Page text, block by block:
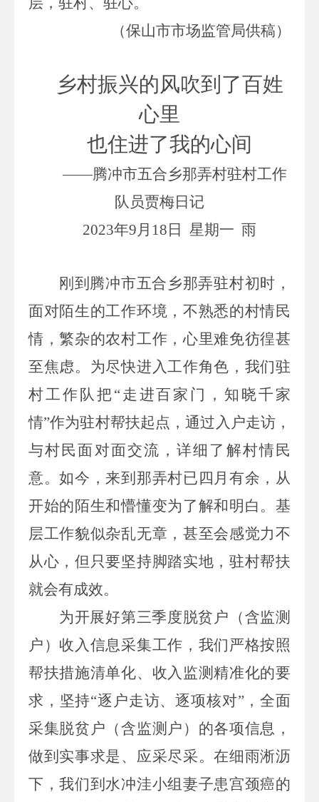
（保山市市场监管局供稿）
乡村振兴的风吹到了百姓
心里
也住进了我的心间
——腾冲市五合乡那弄村驻村工作
队员贾梅日记
2023年9月 18 日 星期一 雨
刚到腾冲市五合乡那弄驻村初时，
面对陌生的工作环境，不熟悉的村情民
情，繁杂的农村工作，心里难免彷徨甚
至焦虑。 为尽快进入工作角色 ， 我们驻
村工作队 把“走进百家门，知晓千家
情”作为驻村帮扶起点 ，通过入户走访 ，
与村民面对面交流 ，详细了解村情民
意。如今，来到那弄村已四 月有余，从
开始的陌生和懵懂变为了解和明白 。 基
层工作貌似杂乱无章，甚至会感觉力不
从心，但只要坚持脚踏实地，驻村帮扶
就会有成效。
为开展好第三季度脱贫户 （含监测
户） 收入信息采集工作， 我们 严格按照
帮扶措施清单化、收入监测精准化的要
求，坚持“逐户走访、逐项核对”，全面
采集脱贫户 （含监测 户） 的各项信息，
做到实事求是、应采尽采。在细雨淅沥
下，我们到水冲洼小组妻子患宫颈癌的